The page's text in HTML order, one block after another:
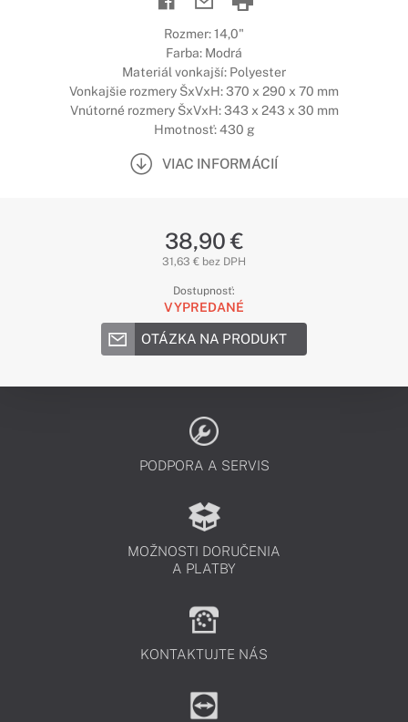
Rozmer: 14,0"
Farba: Modrá
Materiál vonkajší: Polyester
Vonkajšie rozmery ŠxVxH: 370 x 290 x 70 mm
Vnútorné rozmery ŠxVxH: 343 x 243 x 30 mm
Hmotnosť: 430 g
VIAC INFORMÁCIÍ
38,90 €
31,63 € bez DPH
Dostupnosť:
VYPREDANÉ
OTÁZKA NA PRODUKT
PODPORA A SERVIS
MOŽNOSTI DORUČENIA
A PLATBY
KONTAKTUJTE NÁS